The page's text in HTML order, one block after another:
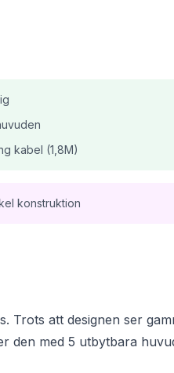
kabel (1,8M)
konstruktion
Trots att designen ser
den med 5 utbytbara